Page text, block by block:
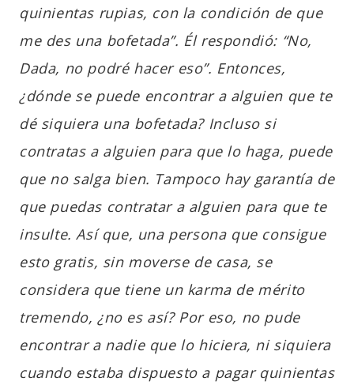
quinientas rupias, con la condición de que
me des una bofetada”. Él respondió: “No,
Dada, no podré hacer eso”. Entonces,
¿dónde se puede encontrar a alguien que te
dé siquiera una bofetada? Incluso si
contratas a alguien para que lo haga, puede
que no salga bien. Tampoco hay garantía de
que puedas contratar a alguien para que te
insulte. Así que, una persona que consigue
esto gratis, sin moverse de casa, se
considera que tiene un karma de mérito
tremendo, ¿no es así? Por eso, no pude
encontrar a nadie que lo hiciera, ni siquiera
cuando estaba dispuesto a pagar quinientas